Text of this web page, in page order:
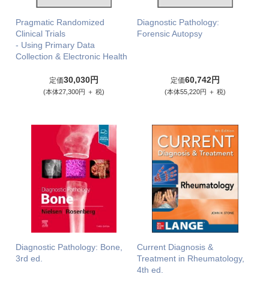
Pragmatic Randomized
Clinical Trials
- Using Primary Data
Collection & Electronic Health
定価30,030円
(本体27,300円 ＋ 税)
Diagnostic Pathology:
Forensic Autopsy
定価60,742円
(本体55,220円 ＋ 税)
Diagnostic Pathology: Bone,
3rd ed.
Current Diagnosis &
Treatment in Rheumatology,
4th ed.